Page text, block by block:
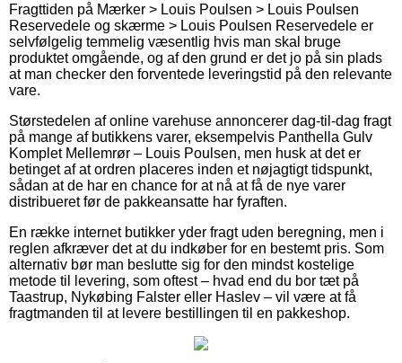
Fragttiden på Mærker > Louis Poulsen > Louis Poulsen
Reservedele og skærme > Louis Poulsen Reservedele er
selvfølgelig temmelig væsentlig hvis man skal bruge
produktet omgående, og af den grund er det jo på sin plads
at man checker den forventede leveringstid på den relevante
vare.
Størstedelen af online varehuse annoncerer dag-til-dag fragt
på mange af butikkens varer, eksempelvis Panthella Gulv
Komplet Mellemrør – Louis Poulsen, men husk at det er
betinget af at ordren placeres inden et nøjagtigt tidspunkt,
sådan at de har en chance for at nå at få de nye varer
distribueret før de pakkeansatte har fyraften.
En række internet butikker yder fragt uden beregning, men i
reglen afkræver det at du indkøber for en bestemt pris. Som
alternativ bør man beslutte sig for den mindst kostelige
metode til levering, som oftest – hvad end du bor tæt på
Taastrup, Nykøbing Falster eller Haslev – vil være at få
fragtmanden til at levere bestillingen til en pakkeshop.